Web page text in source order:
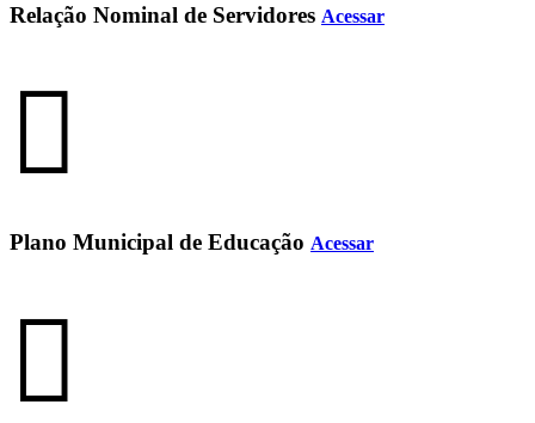
Relação Nominal de Servidores Acessar
Plano Municipal de Educação Acessar